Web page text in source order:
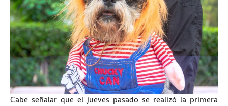
Cabe señalar que el jueves pasado se realizó la primera